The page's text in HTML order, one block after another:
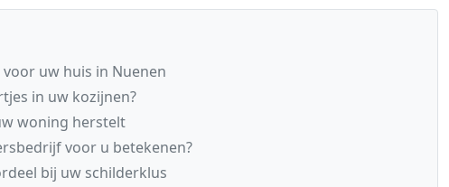
uw huis in Nuenen
in uw kozijnen?
woning herstelt
voor u betekenen?
bij uw schilderklus